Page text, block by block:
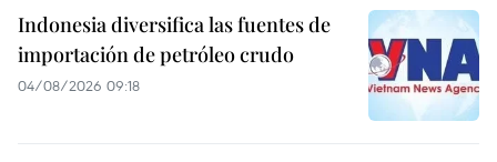
Indonesia diversifica las fuentes de
importación de petróleo crudo
04/08/2026 09:18